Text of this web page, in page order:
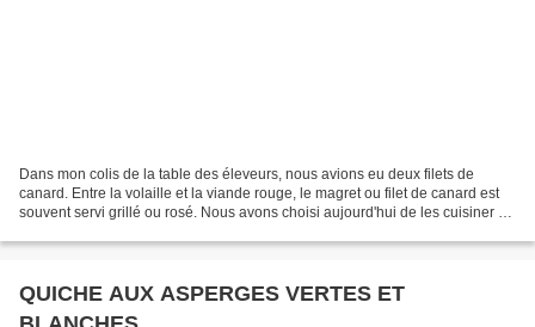
Dans mon colis de la table des éleveurs, nous avions eu deux filets de
canard. Entre la volaille et la viande rouge, le magret ou filet de canard est
souvent servi grillé ou rosé. Nous avons choisi aujourd'hui de les cuisiner en
QUICHE AUX ASPERGES VERTES ET